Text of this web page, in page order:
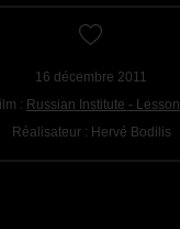
16 décembre 2011
: Russian Institute -
Réalisateur : Hervé Bodilis